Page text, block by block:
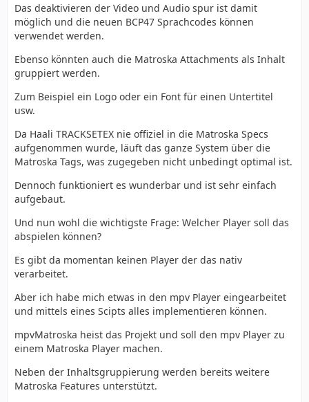
Das deaktivieren der Video und Audio spur ist damit
möglich und die neuen BCP47 Sprachcodes können
verwendet werden.
Ebenso könnten auch die Matroska Attachments als Inhalt
gruppiert werden.
Zum Beispiel ein Logo oder ein Font für einen Untertitel
usw.
Da Haali TRACKSETEX nie offiziel in die Matroska Specs
aufgenommen wurde, läuft das ganze System über die
Matroska Tags, was zugegeben nicht unbedingt optimal ist.
Dennoch funktioniert es wunderbar und ist sehr einfach
aufgebaut.
Und nun wohl die wichtigste Frage: Welcher Player soll das
abspielen können?
Es gibt da momentan keinen Player der das nativ
verarbeitet.
Aber ich habe mich etwas in den mpv Player eingearbeitet
und mittels eines Scipts alles implementieren können.
mpvMatroska heist das Projekt und soll den mpv Player zu
einem Matroska Player machen.
Neben der Inhaltsgruppierung werden bereits weitere
Matroska Features unterstützt.